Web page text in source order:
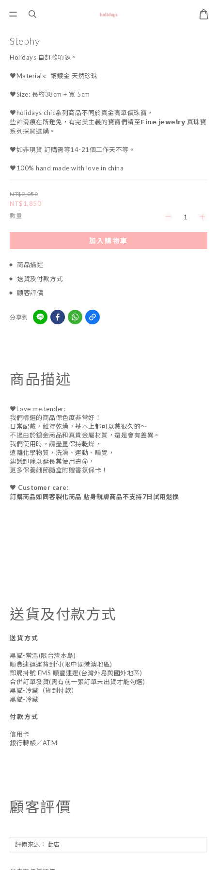
Stephy
Holidays 自訂款項鍊。
♥Materials:  銅鍍金 天然珍珠
♥Size: 長約38cm + 寬 5cm
♥holidays chic系列商品不同於真金高單價珠寶，
些許滑痕在所難免，有完美主義的寶寶們請至𝗙𝗶𝗻𝗲 𝗷𝗲𝘄𝗲𝗹𝗿𝘆 真珠寶
系列採買選購。
♥如非現貨 訂購需等14-21個工作天不等。
♥100% hand made with love in china
NT$2,050
NT$1,850
數量
加入購物車
商品描述
送貨及付款方式
顧客評價
分享到
商品描述
♥Love me tender:
我們精選的商品保色度非常好！
日常配戴，維持乾燥，基本上都可以戴很久的～
不過由於鍍金商品和真貴金屬材質，還是會有差異。
我們使用時，請盡量保持乾燥，
遠離化學物質，洗澡、運動、睡覺，
建議卸除以延長其使用壽命，
更多保養細節隨盒附贈香氛保卡！
♥ Customer care:
訂購商品如同客製化商品 貼身親膚商品不支持7日試用退換
送貨及付款方式
送貨方式
黑貓-常溫(限台灣本島)
順豐速運運費到付(限中國港澳地區)
郵局掛號 EMS 順豐速運(台灣外島與國外地區)
合併訂單發貨(需有前一張訂單未出貨才能勾選)
黑貓-冷藏（貨到付款）
黑貓-冷藏
付款方式
信用卡
銀行轉帳／ATM
顧客評價